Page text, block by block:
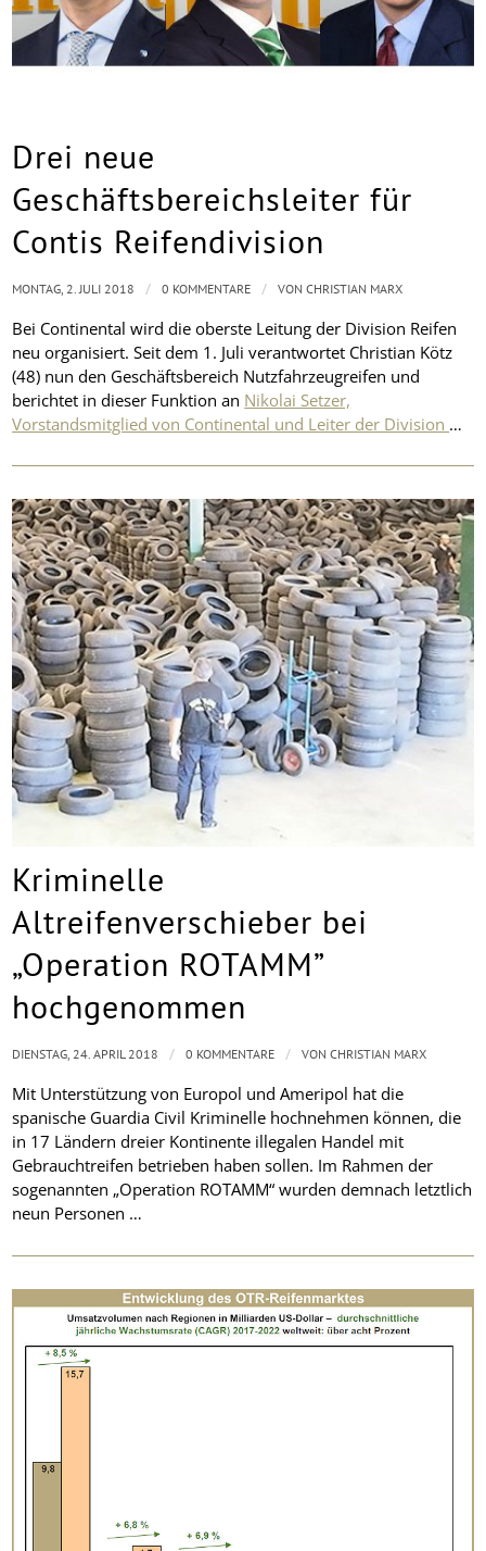
Drei neue
Geschäftsbereichsleiter für
Contis Reifendivision
Bei Continental wird die oberste Leitung der Division Reifen
neu organisiert. Seit dem 1. Juli verantwortet Christian Kötz
(48) nun den Geschäftsbereich Nutzfahrzeugreifen und
berichtet in dieser Funktion an Nikolai Setzer,
Vorstandsmitglied von Continental und Leiter der Division …
MONTAG, 2. JULI 2018 / 0 KOMMENTARE / VONCHRISTIAN MARX
Kriminelle
Altreifenverschieber bei
„Operation ROTAMM”
hochgenommen
Mit Unterstützung von Europol und Ameripol hat die
spanische Guardia Civil Kriminelle hochnehmen können, die
in 17 Ländern dreier Kontinente illegalen Handel mit
Gebrauchtreifen betrieben haben sollen. Im Rahmen der
sogenannten „Operation ROTAMM“ wurden demnach letztlich
neun Personen …
DIENSTAG, 24. APRIL 2018 / 0 KOMMENTARE / VONCHRISTIAN MARX